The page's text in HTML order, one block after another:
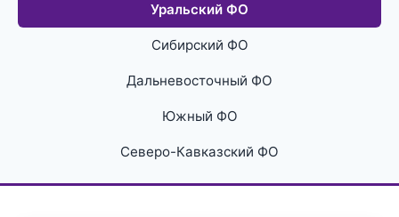
Уральский ФО
Сибирский ФО
Дальневосточный ФО
Южный ФО
Северо-Кавказский ФО